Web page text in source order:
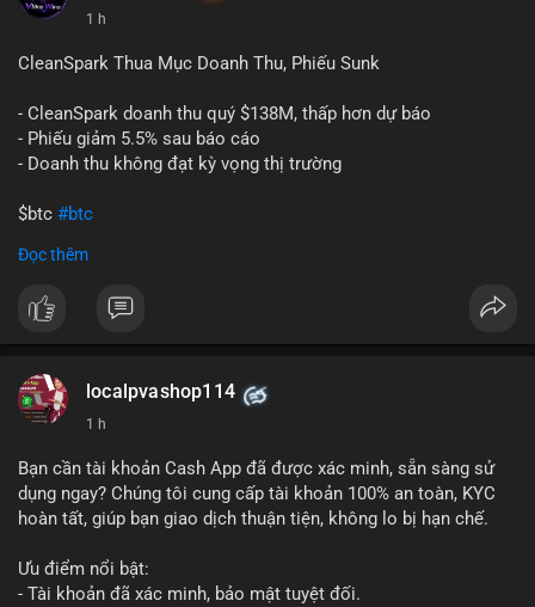
1 h
CleanSpark Thua Mục Doanh Thu, Phiếu Sunk
- CleanSpark doanh thu quý $138M, thấp hơn dự báo
- Phiếu giảm 5.5% sau báo cáo
- Doanh thu không đạt kỳ vọng thị trường
$btc #btc
#vlikevn
📰 Nguồn: Cointelegraph
Đọc thêm
localpvashop114
1 h
Bạn cần tài khoản Cash App đã được xác minh, sẵn sàng sử
dụng ngay? Chúng tôi cung cấp tài khoản 100% an toàn, KYC
hoàn tất, giúp bạn giao dịch thuận tiện, không lo bị hạn chế.
Ưu điểm nổi bật:
- Tài khoản đã xác minh, bảo mật tuyệt đối.